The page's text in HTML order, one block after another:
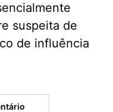
suspeita de
de influência